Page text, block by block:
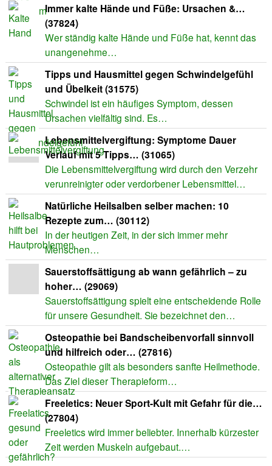
Immer kalte Hände und Füße: Ursachen &…
(37824)
Wer ständig kalte Hände und Füße hat, kennt das
unangenehme…
Tipps und Hausmittel gegen Schwindelgefühl
und Übelkeit (31575)
Schwindel ist ein häufiges Symptom, dessen
Ursachen vielfältig sind. Es…
Lebensmittelvergiftung: Symptome Dauer
Verlauf mit 5 Tipps… (31065)
Die Lebensmittelvergiftung wird durch den Verzehr
verunreinigter oder verdorbener Lebensmittel…
Natürliche Heilsalben selber machen: 10
Rezepte zum… (30112)
In der heutigen Zeit, in der sich immer mehr
Menschen…
Sauerstoffsättigung ab wann gefährlich – zu
hoher… (29069)
Sauerstoffsättigung spielt eine entscheidende Rolle
für unsere Gesundheit. Sie bezeichnet den…
Osteopathie bei Bandscheibenvorfall sinnvoll
und hilfreich oder… (27816)
Osteopathie gilt als besonders sanfte Heilmethode.
Das Ziel dieser Therapieform…
Freeletics: Neuer Sport-Kult mit Gefahr für die…
(27804)
Freeletics wird immer beliebter. Innerhalb kürzester
Zeit werden Muskeln aufgebaut.…